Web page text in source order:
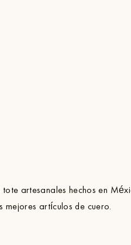
artesanales hechos en
artículos de cuero.